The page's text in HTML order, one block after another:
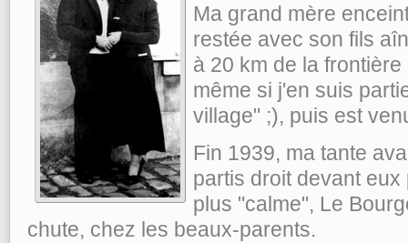
Ma grand mère
restée avec son fils
à 20 km de la
même si j'en suis
village" ;), puis est
Fin 1939, ma tante
partis droit devant
plus "calme", Le
chute, chez les beaux-parents.